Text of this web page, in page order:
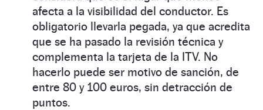
afecta a la visibilidad del conductor. Es
obligatorio llevarla pegada, ya que acredita
que se ha pasado la revisión técnica y
complementa la tarjeta de la ITV. No
hacerlo puede ser motivo de sanción, de
entre 80 y 100 euros, sin detracción de
puntos.